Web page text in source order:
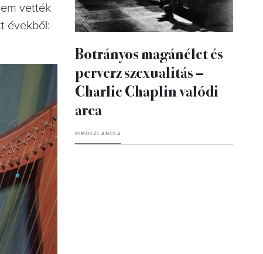
Botrányos magánélet és
perverz szexualitás –
Charlie Chaplin valódi
arca
RIMÓCZI ANCSA
vették
évekből: